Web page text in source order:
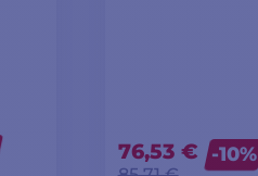
76,53 € -10%